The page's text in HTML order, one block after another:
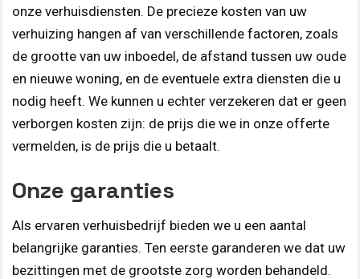
onze verhuisdiensten. De precieze kosten van uw
verhuizing hangen af van verschillende factoren, zoals
de grootte van uw inboedel, de afstand tussen uw oude
en nieuwe woning, en de eventuele extra diensten die u
nodig heeft. We kunnen u echter verzekeren dat er geen
verborgen kosten zijn: de prijs die we in onze offerte
vermelden, is de prijs die u betaalt.
Onze garanties
Als ervaren verhuisbedrijf bieden we u een aantal
belangrijke garanties. Ten eerste garanderen we dat uw
bezittingen met de grootste zorg worden behandeld.